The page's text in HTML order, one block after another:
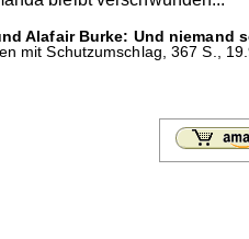
Alafair Burke: Und niemand
mit Schutzumschlag, 367 S.,